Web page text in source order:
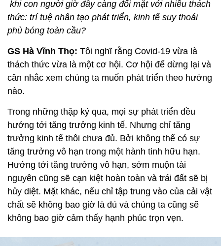
khi con người giờ đây càng đối mặt với nhiều thách
thức: trí tuệ nhân tạo phát triển, kinh tế suy thoái
phủ bóng toàn cầu?
GS Hà Vĩnh Thọ: Tôi nghĩ rằng Covid-19 vừa là
thách thức vừa là một cơ hội. Cơ hội để dừng lại và
cân nhắc xem chúng ta muốn phát triển theo hướng
nào.
Trong những thập kỷ qua, mọi sự phát triển đều
hướng tới tăng trưởng kinh tế. Nhưng chỉ tăng
trưởng kinh tế thôi chưa đủ. Bởi không thể có sự
tăng trưởng vô hạn trong một hành tinh hữu hạn.
Hướng tới tăng trưởng vô hạn, sớm muộn tài
nguyên cũng sẽ cạn kiệt hoàn toàn và trái đất sẽ bị
hủy diệt. Mặt khác, nếu chỉ tập trung vào của cải vật
chất sẽ không bao giờ là đủ và chúng ta cũng sẽ
không bao giờ cảm thấy hạnh phúc trọn vẹn.